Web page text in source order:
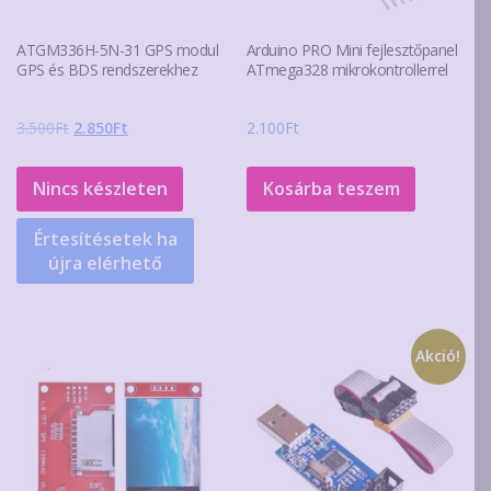
ATGM336H-5N-31 GPS modul
GPS és BDS rendszerekhez
3.500Ft Original
was:
3.500Ft.
2.850Ft
is:
2.850Ft.
Nincs készleten
Értesítésetek ha
újra elérhető
Arduino PRO Mini fejlesztőpanel
ATmega328 mikrokontrollerrel
2.100Ft
Kosárba teszem
Akció!